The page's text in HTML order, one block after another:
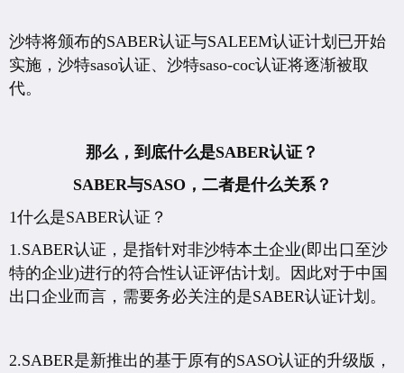
沙特将颁布的SABER认证与SALEEM认证计划已开始
实施，沙特saso认证、沙特saso-coc认证将逐渐被取
代。
那么，到底什么是SABER认证？
SABER与SASO，二者是什么关系？
1什么是SABER认证？
1.SABER认证，是指针对非沙特本土企业(即出口至沙
特的企业)进行的符合性认证评估计划。因此对于中国
出口企业而言，需要务必关注的是SABER认证计划。
2.SABER是新推出的基于原有的SASO认证的升级版，